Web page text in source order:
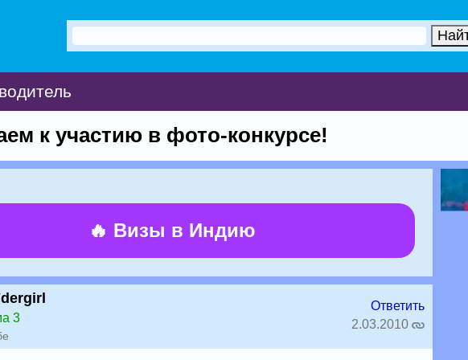
к участию в фото-конкурсе!
🔥 Визы в Индию
3
Ответить
2.03.2010